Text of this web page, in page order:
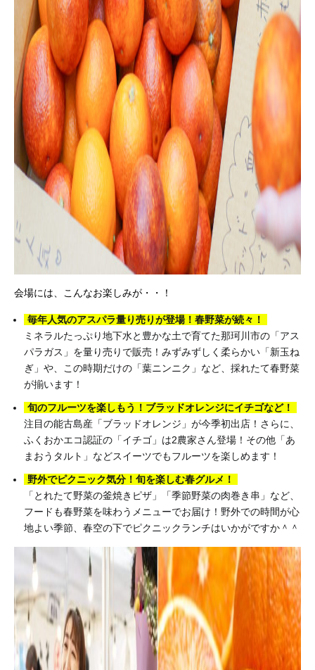
会場には、こんなお楽しみが・・！
毎年人気のアスパラ量り売りが登場！春野菜が続々！
ミネラルたっぷり地下水と豊かな土で育てた那珂川市の「アス
パラガス」を量り売りで販売！みずみずしく柔らかい「新玉ね
ぎ」や、この時期だけの「葉ニンニク」など、採れたて春野菜
が揃います！
旬のフルーツを楽しもう！ブラッドオレンジにイチゴなど！
注目の能古島産「ブラッドオレンジ」が今季初出店！さらに、
ふくおかエコ認証の「イチゴ」は2農家さん登場！その他「あ
まおうタルト」などスイーツでもフルーツを楽しめます！
野外でピクニック気分！旬を楽しむ春グルメ！
「とれたて野菜の釜焼きピザ」「季節野菜の肉巻き串」など、
フードも春野菜を味わうメニューでお届け！野外での時間が心
地よい季節、春空の下でピクニックランチはいかがですか＾＾